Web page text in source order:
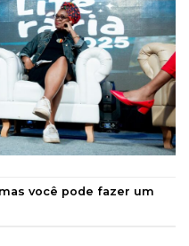
você pode fazer um